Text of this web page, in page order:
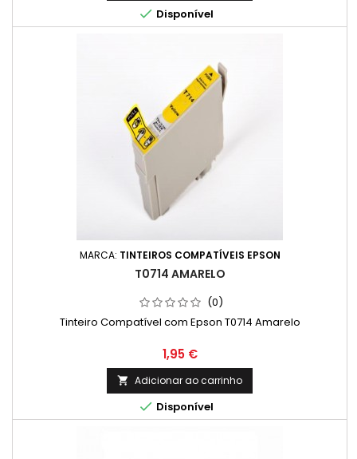
 Disponível
MARCA: TINTEIROS COMPATÍVEIS EPSON
T0714 AMARELO
(0)
Tinteiro Compatível com Epson T0714 Amarelo
Preço
1,95 €
 Adicionar ao carrinho
 Disponível